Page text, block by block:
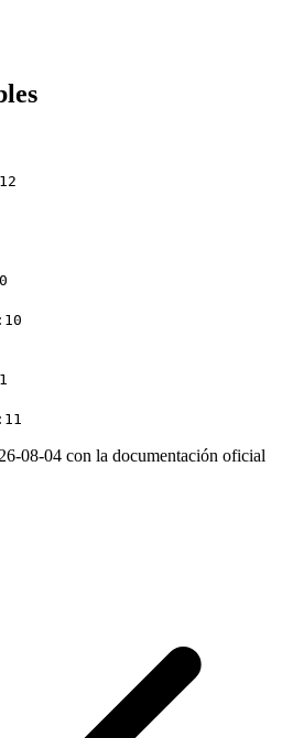
08-04 con la documentación oficial